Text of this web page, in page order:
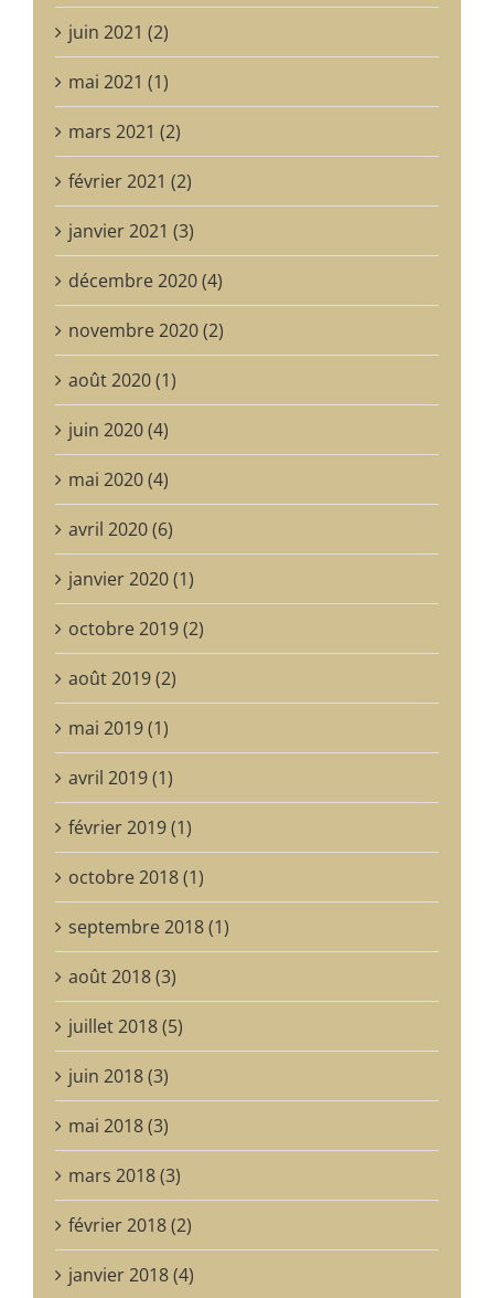
juin 2021 (2)
mai 2021 (1)
mars 2021 (2)
février 2021 (2)
janvier 2021 (3)
décembre 2020 (4)
novembre 2020 (2)
août 2020 (1)
juin 2020 (4)
mai 2020 (4)
avril 2020 (6)
janvier 2020 (1)
octobre 2019 (2)
août 2019 (2)
mai 2019 (1)
avril 2019 (1)
février 2019 (1)
octobre 2018 (1)
septembre 2018 (1)
août 2018 (3)
juillet 2018 (5)
juin 2018 (3)
mai 2018 (3)
mars 2018 (3)
février 2018 (2)
janvier 2018 (4)